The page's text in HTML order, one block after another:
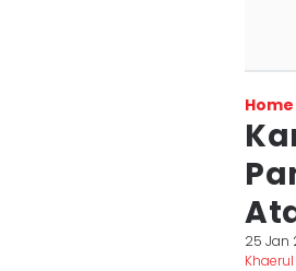
Home
25 Jan